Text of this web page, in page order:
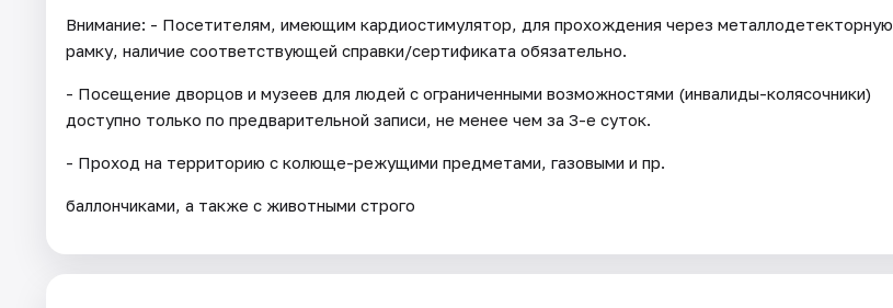
Внимание: - Посетителям, имеющим кардиостимулятор, для прохождения через металлодетекторную
рамку, наличие соответствующей справки/сертификата обязательно.
- Посещение дворцов и музеев для людей с ограниченными возможностями (инвалиды-колясочники)
доступно только по предварительной записи, не менее чем за 3-е суток.
- Проход на территорию с колюще-режущими предметами, газовыми и пр.
баллончиками, а также с животными строго